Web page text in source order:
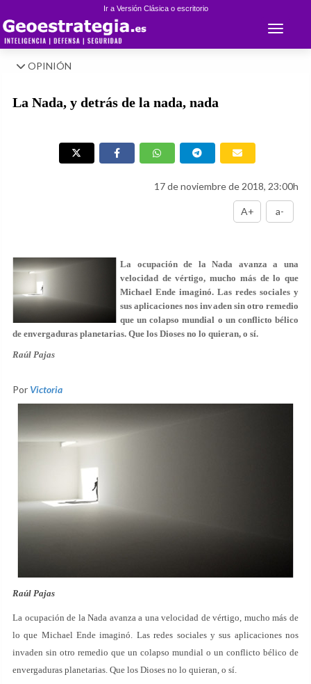
Ir a Versión Clásica o escritorio
Toggle
OPINIÓN
La Nada, y detrás de la nada, nada
17 de noviembre de 2018, 23:00h
A+ a-
La ocupación de la Nada avanza a una
velocidad de vértigo, mucho más de lo que
Michael Ende imaginó. Las redes sociales y
sus aplicaciones nos invaden sin otro remedio
que un colapso mundial o un conflicto bélico
de envergaduras planetarias. Que los Dioses no lo quieran, o sí.
Raúl Pajas
Por Victoria
Raúl Pajas
La ocupación de la Nada avanza a una velocidad de vértigo, mucho más de
lo que Michael Ende imaginó. Las redes sociales y sus aplicaciones nos
invaden sin otro remedio que un colapso mundial o un conflicto bélico de
envergaduras planetarias. Que los Dioses no lo quieran, o sí.